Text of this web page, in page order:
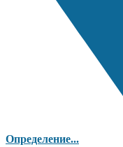
Определение...